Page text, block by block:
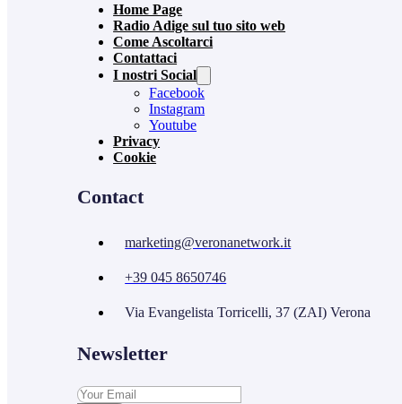
Home Page
Radio Adige sul tuo sito web
Come Ascoltarci
Contattaci
I nostri Social
Facebook
Instagram
Youtube
Privacy
Cookie
Contact
marketing@veronanetwork.it
+39 045 8650746
Via Evangelista Torricelli, 37 (ZAI) Verona
Newsletter